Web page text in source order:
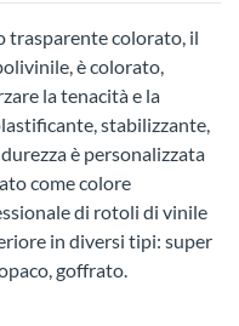
trasparente colorato, il
è colorato,
la tenacità e la
stabilizzante,
è personalizzata
come colore
di rotoli di vinile
in diversi tipi: super
goffrato.